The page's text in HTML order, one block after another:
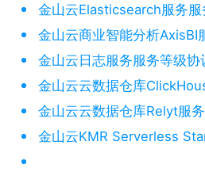
金山云Elasticsearch服务服
金山云商业智能分析AxisBI
金山云日志服务服务等级协
金山云云数据仓库
金山云云数据仓库Relyt服
金山云KMR Serverless